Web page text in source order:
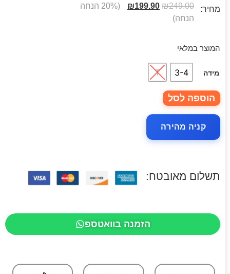
מחיר: ₪249.00
₪199.90
(20% הנחה
הנחה)
המוצר במלאי
מידה 3-4
T
הוספה לסל
קניה מהירה
תשלום מאובטח:
הזמנה בוואטספ